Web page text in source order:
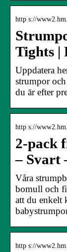
http s://
Tights |
Uppdatera
strumpor
du är efter
http s://
2-pack
– Svart
Våra
bomull och
att du enkelt
http s://